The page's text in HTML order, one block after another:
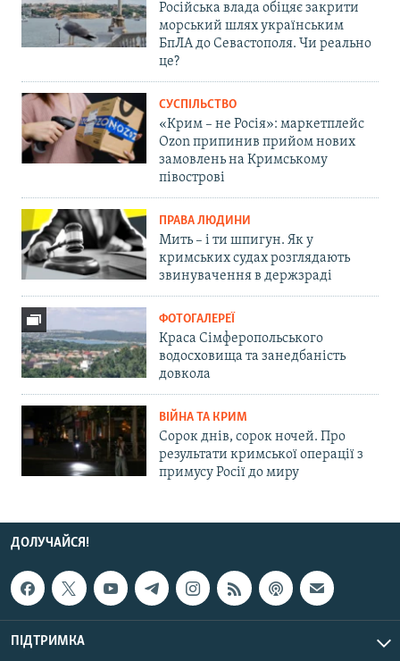
Російська влада обіцяє закрити
морський шлях українським
БпЛА до Севастополя. Чи реально
це?
СУСПІЛЬСТВО
«Крим – не Росія»: маркетплейс
Ozon припинив прийом нових
замовлень на Кримському
півострові
ПРАВА ЛЮДИНИ
Мить – і ти шпигун. Як у
кримських судах розглядають
звинувачення в держзраді
ФОТОГАЛЕРЕЇ
Краса Сімферопольського
водосховища та занедбаність
довкола
ВІЙНА ТА КРИМ
Сорок днів, сорок ночей. Про
результати кримської операції з
примусу Росії до миру
ДОЛУЧАЙСЯ!
ПІДТРИМКА